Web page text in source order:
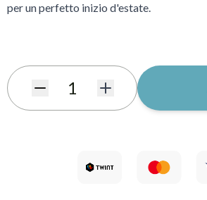
per un perfetto inizio d'estate.
Quantità